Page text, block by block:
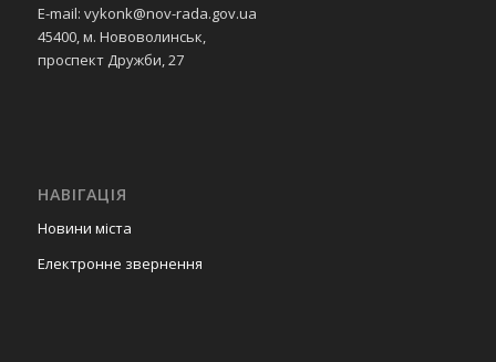
E-mail: vykonk@nov-rada.gov.ua
45400, м. Нововолинськ,
проспект Дружби, 27
НАВІГАЦІЯ
Новини міста
Електронне звернення